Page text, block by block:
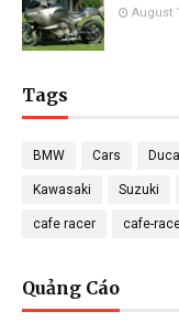
August
Tags
BMW Cars
Kawasaki Suzuki
cafe racer cafe-
Quảng Cáo